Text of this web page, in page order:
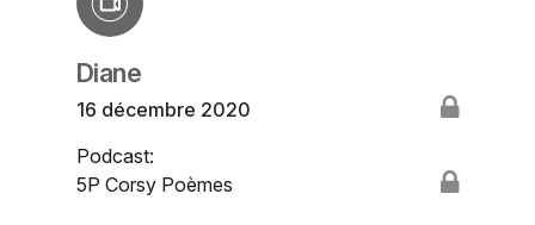
Diane
16 décembre 2020
Podcast:
5P Corsy Poèmes